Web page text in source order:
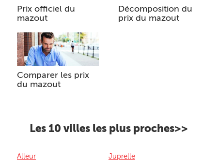
Prix officiel du
mazout
Décomposition du
prix du mazout
Comparer les prix
du mazout
Les 10 villes les plus proches>>
Alleur
Juprelle